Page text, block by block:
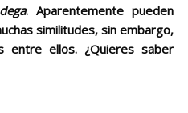
. Aparentemente pueden
similitudes, sin embargo,
entre ellos. ¿Quieres saber